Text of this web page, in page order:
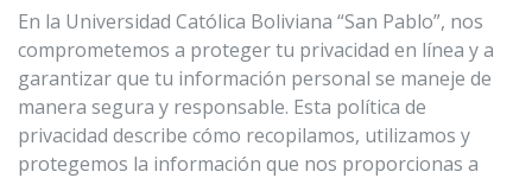
Departamento de Pastoral
U.C.B. Internacional
Nuevo Modelo Institucional
Reglamentos
En la Universidad Católica Boliviana “San Pablo”, nos
comprometemos a proteger tu privacidad en línea y a
garantizar que tu información personal se maneje de
manera segura y responsable. Esta política de
privacidad describe cómo recopilamos, utilizamos y
protegemos la información que nos proporcionas a